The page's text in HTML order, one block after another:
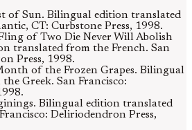
of Sun. Bilingual edition translated
CT: Curbstone Press, 1998.
of Two Die Never Will Abolish
translated from the French. San
Press, 1998.
of the Frozen Grapes. Bilingual
Greek. San Francisco:
Bilingual edition translated
Deliriodendron Press,